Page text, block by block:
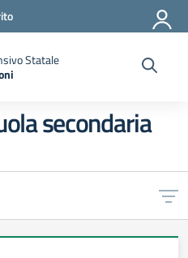
Statale
secondaria